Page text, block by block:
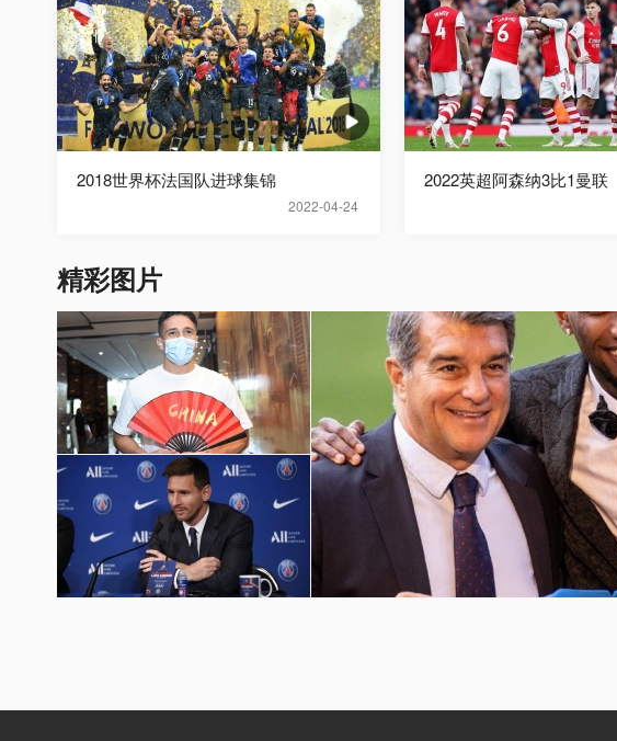
2022-04-24
2018世界杯法国队进球集锦 2022英超阿森纳3比1曼联
精彩图片
国足世预赛12强赛图片